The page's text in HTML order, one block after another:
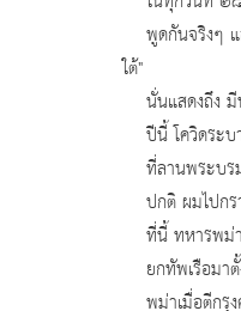
พูดกันจริงๆ แ
ใต้"
นั่นแสดงถึง มี
ปีนี้ โควิดระบ
ที่ลานพระบรม
ปกติ ผมไปกร
ที่นี้ ทหารพม่า
ยกทัพเรือมาตั้
พม่าเมื่อตีกรุ